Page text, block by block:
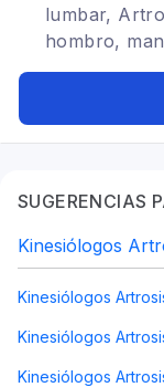
lumbar,
hombro,
SUGERENCIAS
Kinesiólogos
Kinesiólogos
Kinesiólogos
Kinesiólogos